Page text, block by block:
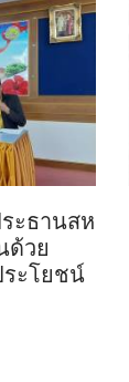
ะธานสห
ด้วย
ระโยชน์